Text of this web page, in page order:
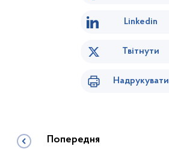
Linkedin
Твітнути
Надрукувати
Попередня